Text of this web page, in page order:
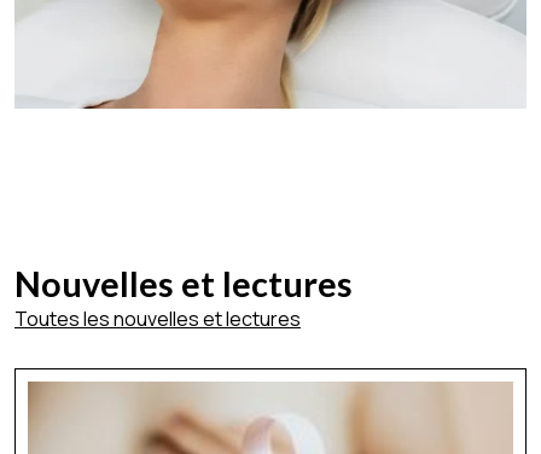
Nouvelles et lectures
Toutes les nouvelles et lectures